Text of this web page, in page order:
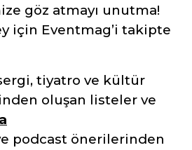
göz atmayı unutma!
için Eventmag’i takipte
tiyatro ve kültür
oluşan listeler ve
podcast önerilerinden